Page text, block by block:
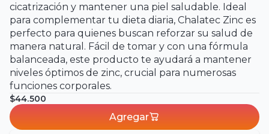
cicatrización y mantener una piel saludable. Ideal
para complementar tu dieta diaria, Chalatec Zinc es
perfecto para quienes buscan reforzar su salud de
manera natural. Fácil de tomar y con una fórmula
balanceada, este producto te ayudará a mantener
niveles óptimos de zinc, crucial para numerosas
funciones corporales.
$44.500
Agregar